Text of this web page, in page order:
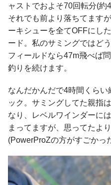
ャストでおよそ70回転分(約
それでも前より落ちてます
ーキシューを全てOFFにし
ード。私のサミングではど
フィールドなら47m飛べば
釣りを続けます。
なんだかんだで4時間くら
ック。サミングしてた親指
なり、レベルワインダーに
まってますが、思ってたよ
(PowerProZの方がすごかっ